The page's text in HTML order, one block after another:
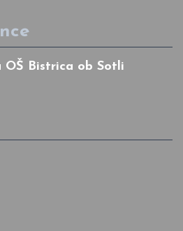
OŠ Bistrica ob Sotli